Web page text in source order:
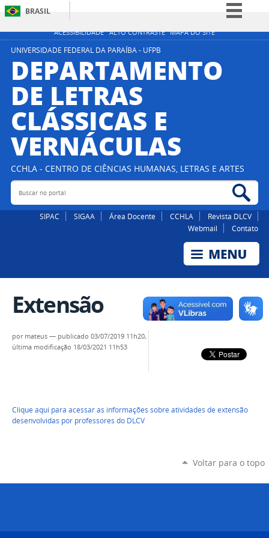
ACESSIBILIDADE ALTO CONTRASTE MAPA DO SITE
BRASIL
Simplifique!
Participe
UNIVERSIDADE FEDERAL DA PARAÍBA - UFPB
DEPARTAMENTO
DE LETRAS
CLÁSSICAS E
VERNÁCULAS
CCHLA - CENTRO DE CIÊNCIAS HUMANAS, LETRAS E ARTES
Buscar no portal
SIPAC SIGAA Área Docente CCHLA
Revista DLCV
Webmail
Contato
Extensão
por mateus — publicado 03/07/2019 11h20,
última modificação 18/03/2021 11h53
Clique aqui para acessar as informações sobre atividades de extensão
desenvolvidas por professores do DLCV
Voltar para o topo